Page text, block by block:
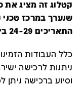
שנערך במרכז טכני
התאריכים 24-29 ביוני.
כלל העבודות
ניתנות לרכישה
וסיוע ברכישה ניתן